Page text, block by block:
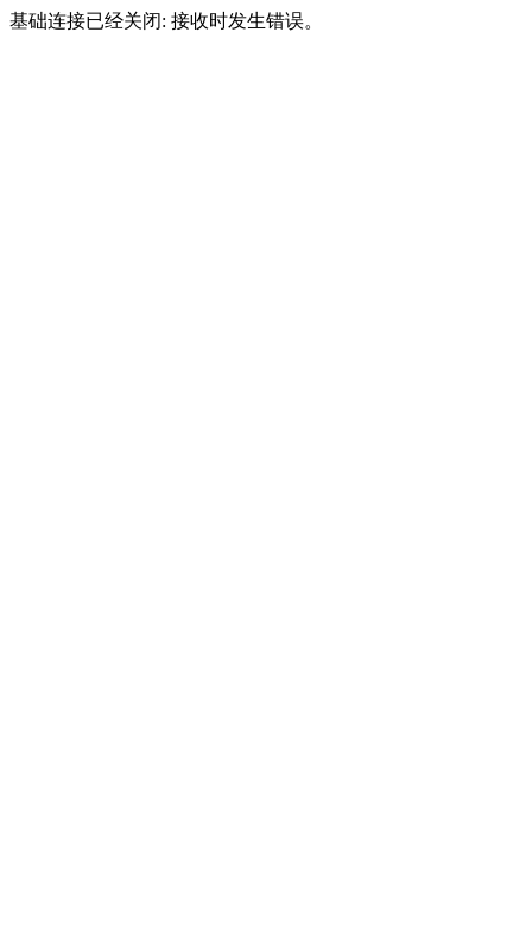
基础连接已经关闭: 接收时发生错误。